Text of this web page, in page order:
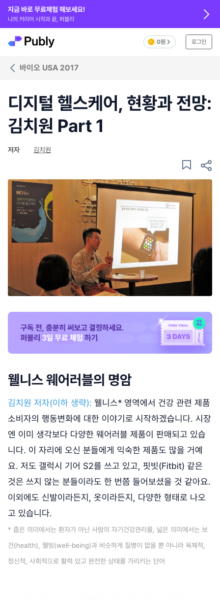
지금 바로 무료체험 해보세요!
나의 커리어 시작과 끝, 퍼블리
0원 로그인
바이오 USA 2017
디지털 헬스케어, 현황과 전망:
김치원 Part 1
저자 김치원
웰니스 웨어러블의 명암
김치원 저자(이하 생략): 웰니스* 영역에서 건강 관련 제품
소비자의 행동변화에 대한 이야기로 시작하겠습니다. 시장
엔 이미 생각보다 다양한 웨어러블 제품이 판매되고 있습
니다. 이 자리에 오신 분들에게 익숙한 제품도 많을 거예
요. 저도 갤럭시 기어 S2를 쓰고 있고, 핏빗(Fitbit) 같은
것은 쓰지 않는 분들이라도 한 번쯤 들어보셨을 것 같아요.
이외에도 신발이라든지, 옷이라든지, 다양한 형태로 나오
고 있습니다.
* 좁은 의미에서는 환자가 아닌 사람의 자기건강관리를, 넓은 의미에서는 보
건(health), 웰빙(well-being)과 비슷하게 질병이 없을 뿐 아니라 육체적,
정신적, 사회적으로 활력 있고 완전한 상태를 가리키는 단어